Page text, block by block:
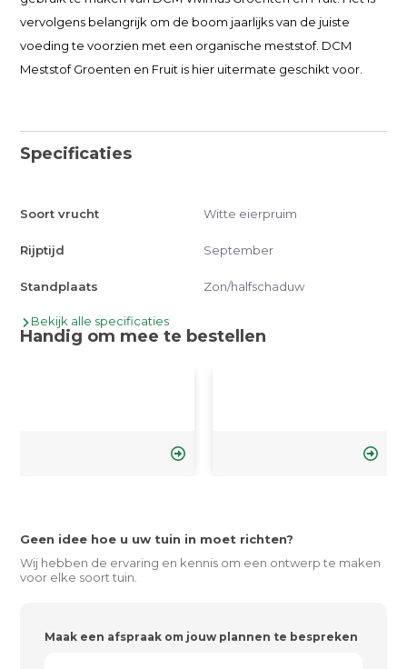
vervolgens belangrijk om de boom jaarlijks van de juiste
voeding te voorzien met een organische meststof. DCM
Meststof Groenten en Fruit is hier uitermate geschikt voor.
Specificaties
Soort vrucht Witte eierpruim
Rijptijd September
Standplaats Zon/halfschaduw
Bekijk alle specificaties
Handig om mee te bestellen
Geen idee hoe u uw tuin in moet richten?
Wij hebben de ervaring en kennis om een ontwerp te maken
voor elke soort tuin.
Maak een afspraak om jouw plannen te bespreken